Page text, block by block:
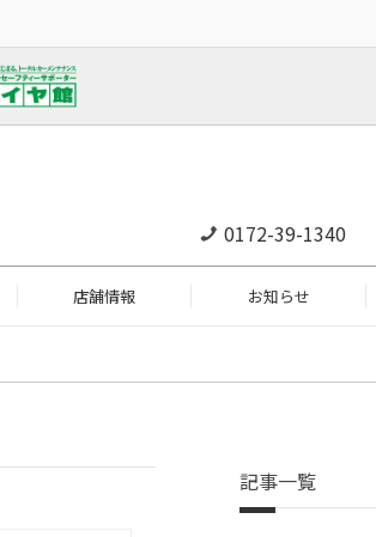
0172-39-1340
店舗情報 お知らせ
記事一覧